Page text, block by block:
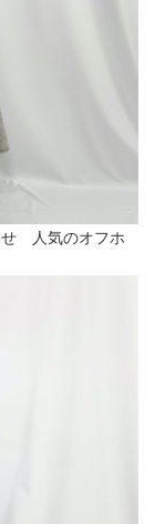
せ 人気のオフホ